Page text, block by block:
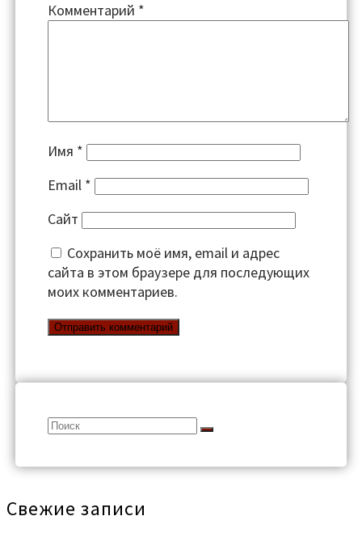
Комментарий *
Имя *
Email *
Сайт
Сохранить моё имя, email и адрес
сайта в этом браузере для последующих
моих комментариев.
Search
Свежие записи